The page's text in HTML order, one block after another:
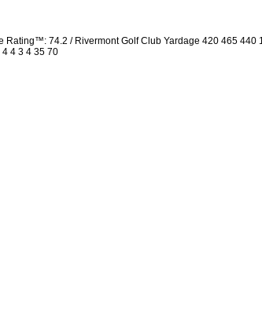
Rating™: 74.2 / Rivermont Golf Club Yardage 420 465
4 4 3 4 35 70